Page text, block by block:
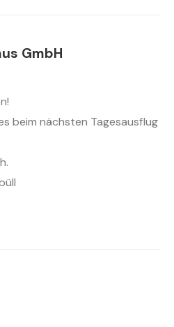
GmbH
beim nächsten Tagesausflug